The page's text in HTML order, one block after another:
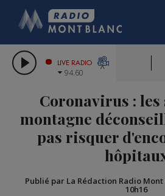
LES CHRONIQUES DE
CITIZEN
GRAND MASSIF
BIGARD
COMPAGNIE DU
LIVE RADIO
94.60
Coronavirus : les
montagne
pas risquer
Publié par La Rédaction Radio Mont
10h16